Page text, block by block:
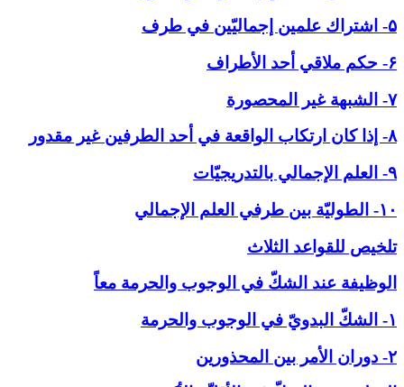
۵- اشتراك علمين إجماليّين في طرف
۶- حكم ملاقي أحد الأطراف
۷- الشبهة غير المحصورة
۸- إذا كان ارتكاب الواقعة في أحد الطرفين غير مقدور
۹- العلم الإجمالي بالتدريجيّات
۱۰- الطوليّة بين طرفي العلم الإجمالي
تلخيص للقواعد الثلاث
الوظيفة عند الشكّ في ‏الوجوب والحرمة معاً
۱- الشكّ البدويّ في الوجوب والحرمة
۲- دوران الأمر بين المحذورين